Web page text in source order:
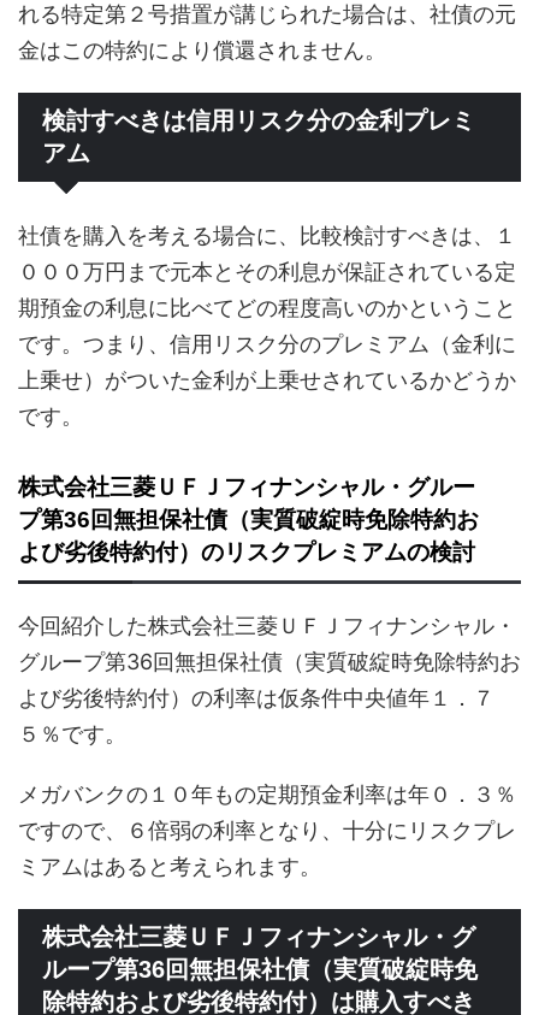
れる特定第２号措置が講じられた場合は、社債の元
金はこの特約により償還されません。
検討すべきは信用リスク分の金利プレミ
アム
社債を購入を考える場合に、比較検討すべきは、１
０００万円まで元本とその利息が保証されている定
期預金の利息に比べてどの程度高いのかということ
です。つまり、信用リスク分のプレミアム（金利に
上乗せ）がついた金利が上乗せされているかどうか
です。
株式会社三菱ＵＦＪフィナンシャル・グルー
プ第36回無担保社債（実質破綻時免除特約お
よび劣後特約付）のリスクプレミアムの検討
今回紹介した株式会社三菱ＵＦＪフィナンシャル・
グループ第36回無担保社債（実質破綻時免除特約お
よび劣後特約付）の利率は仮条件中央値年１．７
５％です。
メガバンクの１０年もの定期預金利率は年０．３％
ですので、６倍弱の利率となり、十分にリスクプレ
ミアムはあると考えられます。
株式会社三菱ＵＦＪフィナンシャル・グ
ループ第36回無担保社債（実質破綻時免
除特約および劣後特約付）は購入すべき